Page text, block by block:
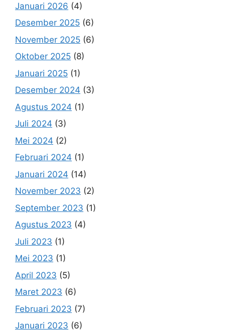
Januari 2026 (4)
Desember 2025 (6)
November 2025 (6)
Oktober 2025 (8)
Januari 2025 (1)
Desember 2024 (3)
Agustus 2024 (1)
Juli 2024 (3)
Mei 2024 (2)
Februari 2024 (1)
Januari 2024 (14)
November 2023 (2)
September 2023 (1)
Agustus 2023 (4)
Juli 2023 (1)
Mei 2023 (1)
April 2023 (5)
Maret 2023 (6)
Februari 2023 (7)
Januari 2023 (6)